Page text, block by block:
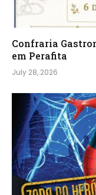
Confraria
em Perafita
July 28, 2026